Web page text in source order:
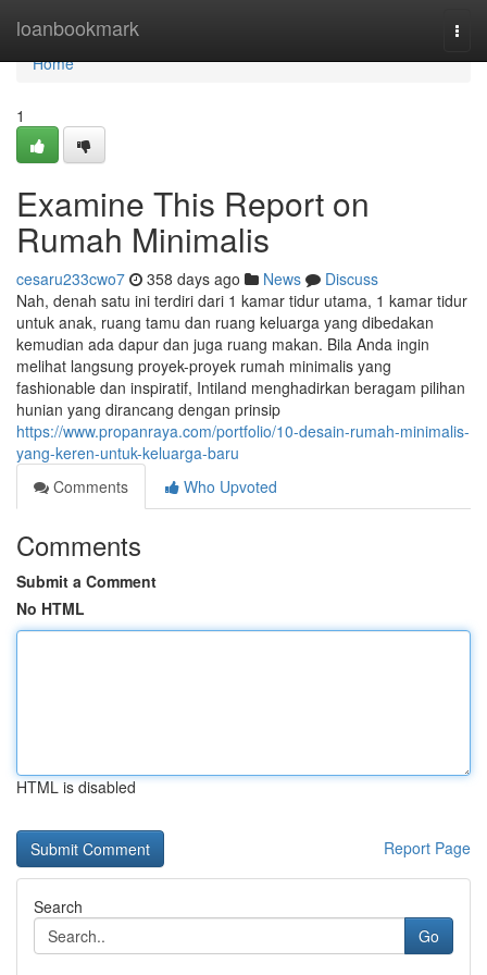
loanbookmark
Home
Home
1
Examine This Report on
Rumah Minimalis
cesaru233cwo7 358 days ago News
Discuss
Nah, denah satu ini terdiri dari 1 kamar tidur utama, 1 kamar tidur
untuk anak, ruang tamu dan ruang keluarga yang dibedakan
kemudian ada dapur dan juga ruang makan. Bila Anda ingin
melihat langsung proyek-proyek rumah minimalis yang
fashionable dan inspiratif, Intiland menghadirkan beragam pilihan
hunian yang dirancang dengan prinsip
https://www.propanraya.com/portfolio/10-desain-rumah-minimalis-
yang-keren-untuk-keluarga-baru
Comments
Who Upvoted
Comments
Submit a Comment
No HTML
HTML is disabled
Report Page
Search
Go